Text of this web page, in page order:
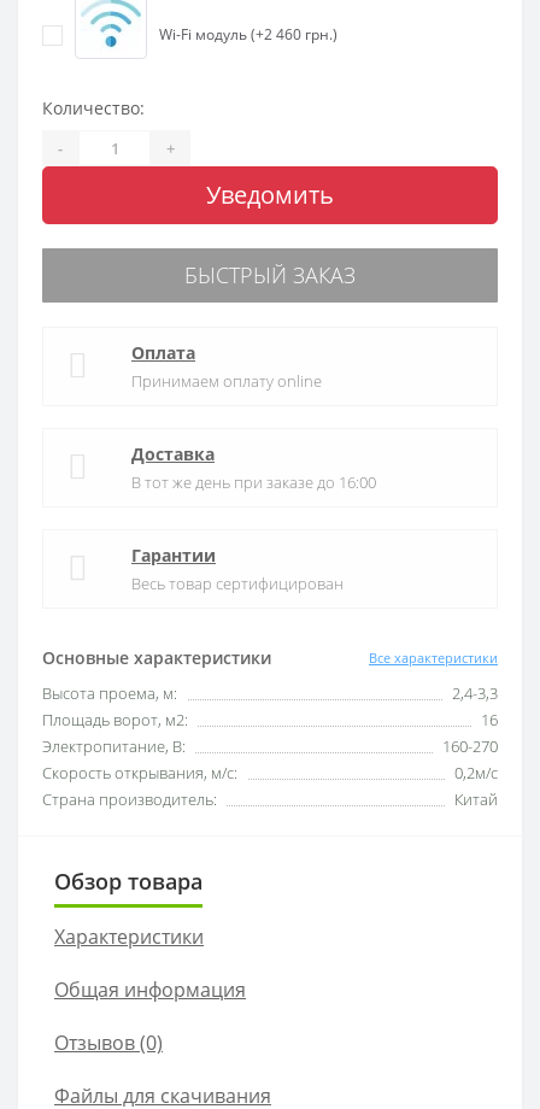
Основные характеристики Все характеристики
Высота проема, м:
2,4-3,3
Площадь ворот, м2:
16
Электропитание, В:
160-270
Скорость открывания, м/с:
0,2м/с
Страна производитель:
Китай
Wi-Fi модуль (+2 460 грн.)
Количество:
- +
Уведомить
БЫСТРЫЙ ЗАКАЗ
Оплата
Принимаем оплату online
Доставка
В тот же день при заказе до 16:00
Гарантии
Весь товар сертифицирован
Обзор товара
Характеристики
Общая информация
Отзывов (0)
Файлы для скачивания